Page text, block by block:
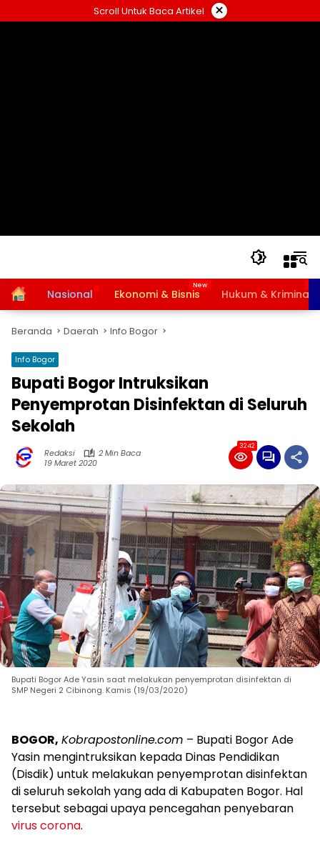
ke
Scroll Untuk Baca Artikel ×
HomeNasional Ekonomi & Bisnis Hukum & Kriminal
Beranda Daerah Info Bogor
Info Bogor
Bupati Bogor Intruksikan
Penyemprotan Disinfektan di Seluruh
Sekolah
Redaksi
2 Min Baca
19 Maret 2020
3242
Bupati Bogor Ade Yasin saat melakukan penyemprotan disinfektan di
SMP Negeri 2 Cibinong. Kamis (19/03/2020)
BOGOR, Kobrapostonline.com – Bupati Bogor Ade
Yasin mengintruksikan kepada Dinas Pendidikan
(Disdik) untuk melakukan penyemprotan disinfektan
di seluruh sekolah yang ada di Kabupaten Bogor. Hal
tersebut sebagai upaya pencegahan penyebaran
virus corona.